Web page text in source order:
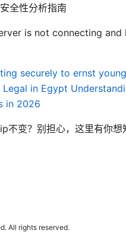
全性分析指南
is not connecting
securely to ernst
Legal in Egypt
in 2026
不变？别担心，这里有你想
All rights reserved.